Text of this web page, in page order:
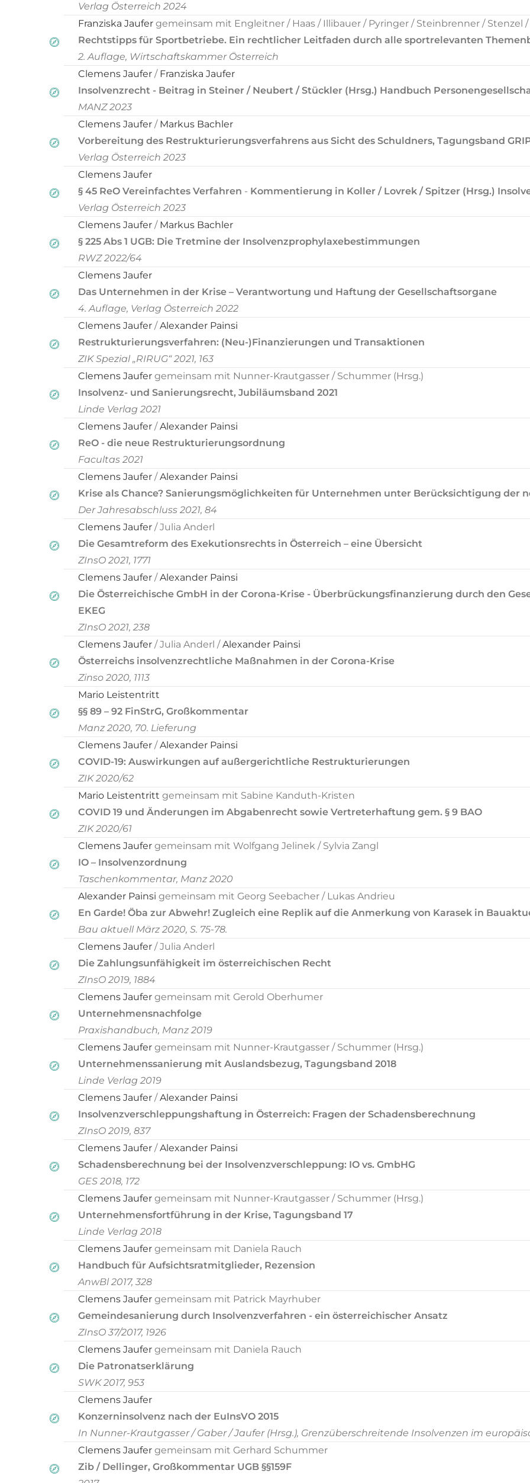
Verlag Österreich 2024
Franziska Jaufer gemeinsam mit Engleitner / Haas / Illibauer / Pyringer / Steinbrenner / Stenzel /
Rechtstipps für Sportbetriebe. Ein rechtlicher Leitfaden durch alle sportrelevanten
2. Auflage, Wirtschaftskammer Österreich
Clemens Jaufer / Franziska Jaufer
Insolvenzrecht - Beitrag in Steiner / Neubert / Stückler (Hrsg.) Handbuch
MANZ 2023
Clemens Jaufer / Markus Bachler
Vorbereitung des Restrukturierungsverfahrens aus Sicht des Schuldners, Tagungsband
Verlag Österreich 2023
Clemens Jaufer
§ 45 ReO Vereinfachtes Verfahren - Kommentierung in Koller / Lovrek / Spitzer (Hrsg.)
Verlag Österreich 2023
Clemens Jaufer / Markus Bachler
§ 225 Abs 1 UGB: Die Tretmine der Insolvenzprophylaxebestimmungen
RWZ 2022/64
Clemens Jaufer
Das Unternehmen in der Krise – Verantwortung und Haftung der Gesellschaftsorgane
4. Auflage, Verlag Österreich 2022
Clemens Jaufer /Alexander Painsi
Restrukturierungsverfahren: (Neu-)Finanzierungen und Transaktionen
ZIK Spezial „RIRUG“ 2021, 163
Clemens Jaufer gemeinsam mit Nunner-Krautgasser / Schummer (Hrsg.)
Insolvenz- und Sanierungsrecht, Jubiläumsband 2021
Linde Verlag 2021
Clemens Jaufer /Alexander Painsi
ReO - die neue Restrukturierungsordnung
Facultas 2021
Clemens Jaufer /Alexander Painsi
Krise als Chance? Sanierungsmöglichkeiten für Unternehmen unter Berücksichtigung der
Der Jahresabschluss 2021, 84
Clemens Jaufer / Julia Anderl
Die Gesamtreform des Exekutionsrechts in Österreich – eine Übersicht
ZInsO 2021, 1771
Clemens Jaufer /Alexander Painsi
Die Österreichische GmbH in der Corona-Krise - Überbrückungsfinanzierung durch den
EKEG
ZInsO 2021, 238
Clemens Jaufer / Julia Anderl /Alexander Painsi
Österreichs insolvenzrechtliche Maßnahmen in der Corona-Krise
Zinso 2020, 1113
Mario Leistentritt
§§ 89 – 92 FinStrG, Großkommentar
Manz 2020, 70. Lieferung
Clemens Jaufer /Alexander Painsi
COVID-19: Auswirkungen auf außergerichtliche Restrukturierungen
ZIK 2020/62
Mario Leistentritt gemeinsam mit Sabine Kanduth-Kristen
COVID 19 und Änderungen im Abgabenrecht sowie Vertreterhaftung gem. § 9 BAO
ZIK 2020/61
Clemens Jaufer gemeinsam mit Wolfgang Jelinek / Sylvia Zangl
IO – Insolvenzordnung
Taschenkommentar, Manz 2020
Alexander Painsi gemeinsam mit Georg Seebacher / Lukas Andrieu
En Garde! Öba zur Abwehr! Zugleich eine Replik auf die Anmerkung von Karasek in
Bau aktuell März 2020, S. 75-78.
Clemens Jaufer / Julia Anderl
Die Zahlungsunfähigkeit im österreichischen Recht
ZInsO 2019, 1884
Clemens Jaufer gemeinsam mit Gerold Oberhumer
Unternehmensnachfolge
Praxishandbuch, Manz 2019
Clemens Jaufer gemeinsam mit Nunner-Krautgasser / Schummer (Hrsg.)
Unternehmenssanierung mit Auslandsbezug, Tagungsband 2018
Linde Verlag 2019
Clemens Jaufer /Alexander Painsi
Insolvenzverschleppungshaftung in Österreich: Fragen der Schadensberechnung
ZInsO 2019, 837
Clemens Jaufer /Alexander Painsi
Schadensberechnung bei der Insolvenzverschleppung: IO vs. GmbHG
GES 2018, 172
Clemens Jaufer gemeinsam mit Nunner-Krautgasser / Schummer (Hrsg.)
Unternehmensfortführung in der Krise, Tagungsband 17
Linde Verlag 2018
Clemens Jaufer gemeinsam mit Daniela Rauch
Handbuch für Aufsichtsratmitglieder, Rezension
AnwBl 2017, 328
Clemens Jaufer gemeinsam mit Patrick Mayrhuber
Gemeindesanierung durch Insolvenzverfahren - ein österreichischer Ansatz
ZInsO 37/2017, 1926
Clemens Jaufer gemeinsam mit Daniela Rauch
Die Patronatserklärung
SWK 2017, 953
Clemens Jaufer
Konzerninsolvenz nach der EuInsVO 2015
In Nunner-Krautgasser / Gaber / Jaufer (Hrsg.), Grenzüberschreitende Insolvenzen im
Clemens Jaufer gemeinsam mit Gerhard Schummer
Zib / Dellinger, Großkommentar UGB §§159F